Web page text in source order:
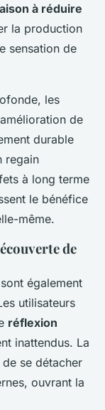
à réduire
la production
sensation de
les
de
durable
regain
à long terme
le bénéfice
même.
de
également
utilisateurs
réflexion
inattendus. La
se détacher
ouvrant la